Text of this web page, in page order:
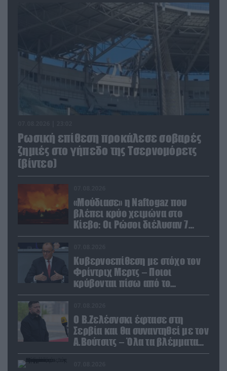
Ρωσική επίθεση προκάλεσε σοβαρές
ζημιές στο γήπεδο της Τσερνομόρετς
(βίντεο)
«Μούδιασε» η Naftogaz που
βλέπει κρύο χειμώνα στο
Κίεβο: Οι Ρώσοι διέλυσαν 7
εγκαταστάσεις του ουκρανικού
Κυβερνοεπίθεση με στόχο τον
Φρίντριχ Μερτς – Ποιοι
κρύβονται πίσω από το
παραποιημένο βίντεο
Ο Β.Ζελέσνσκι έφτασε στη
Σερβία και θα συναντηθεί με τον
Α.Βούτσιτς – Όλα τα βλέμματα
στις σχέσεις με τη Ρωσία